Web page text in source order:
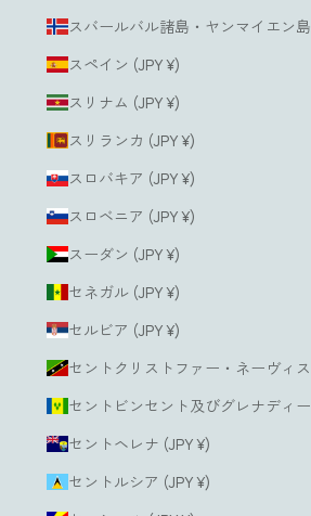
スバールバル諸島・ヤンマイエン
スペイン (JPY ¥)
スリナム (JPY ¥)
スリランカ (JPY ¥)
スロバキア (JPY ¥)
スロベニア (JPY ¥)
スーダン (JPY ¥)
セネガル (JPY ¥)
セルビア (JPY ¥)
セントクリストファー・ネーヴィ
セントビンセント及びグレナディ
セントヘレナ (JPY ¥)
セントルシア (JPY ¥)